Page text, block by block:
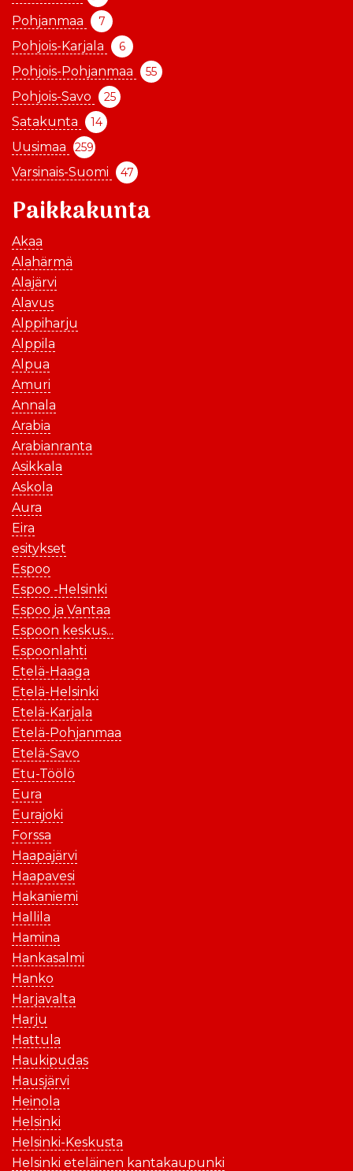
Pohjanmaa 7
Pohjois-Karjala 6
Pohjois-Pohjanmaa 55
Pohjois-Savo 25
Satakunta 14
Uusimaa 259
Varsinais-Suomi 47
Paikkakunta
Akaa
Alahärmä
Alajärvi
Alavus
Alppiharju
Alppila
Alpua
Amuri
Annala
Arabia
Arabianranta
Asikkala
Askola
Aura
Eira
esitykset
Espoo
Espoo -Helsinki
Espoo ja Vantaa
Espoon keskus...
Espoonlahti
Etelä-Haaga
Etelä-Helsinki
Etelä-Karjala
Etelä-Pohjanmaa
Etelä-Savo
Etu-Töölö
Eura
Eurajoki
Forssa
Haapajärvi
Haapavesi
Hakaniemi
Hallila
Hamina
Hankasalmi
Hanko
Harjavalta
Harju
Hattula
Haukipudas
Hausjärvi
Heinola
Helsinki
Helsinki-Keskusta
Helsinki eteläinen kantakaupunki